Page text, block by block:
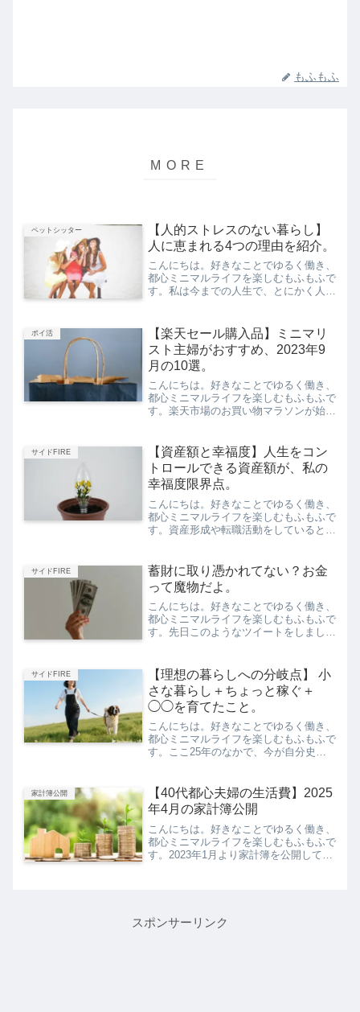
もふもふ
ペットシッター
【人的ストレスのない暮らし】
人に恵まれる4つの理由を紹介。
こんにちは。好きなことでゆるく働き、
都心ミニマルライフを楽しむもふもふで
す。私は今までの人生で、とにかく人に
機に深掘りしてみたいと思います。なぜ
か人に恵まれる人生私はな...
ポイ活
【楽天セール購入品】ミニマリ
スト主婦がおすすめ、2023年9
月の10選。
こんにちは。好きなことでゆるく働き、
都心ミニマルライフを楽しむもふもふで
す。楽天市場のお買い物マラソンが始ま
ので、私のSPUは基本3.5%にまで下が
ってしまいました...
サイドFIRE
【資産額と幸福度】人生をコン
トロールできる資産額が、私の
幸福度限界点。
こんにちは。好きなことでゆるく働き、
都心ミニマルライフを楽しむもふもふで
す。資産形成や転職活動をしていると、
ゆるやかになるそれと同じで、私は資産
額も、人によって幸福度...
サイドFIRE
蓄財に取り憑かれてない？お金
って魔物だよ。
こんにちは。好きなことでゆるく働き、
都心ミニマルライフを楽しむもふもふで
す。先日このようなツイートをしまし
際限なく貯めると、私の場合は蓄財に取
り憑かれちゃう。私にとっ...
サイドFIRE
【理想の暮らしへの分岐点】 小
さな暮らし＋ちょっと稼ぐ＋
◯◯を育てたこと。
こんにちは。好きなことでゆるく働き、
都心ミニマルライフを楽しむもふもふで
す。ここ25年のなかで、今が自分史上
が、今の自分にとって、これ以上ないほ
ど最適に整ったんですね。...
家計簿公開
【40代都心夫婦の生活費】2025
年4月の家計簿公開
こんにちは。好きなことでゆるく働き、
都心ミニマルライフを楽しむもふもふで
す。2023年1月より家計簿を公開してい
スポンサーリンク